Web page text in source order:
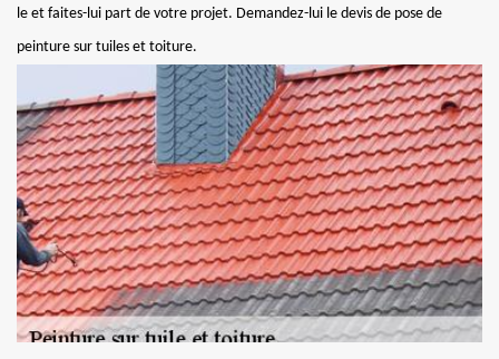
le et faites-lui part de votre projet. Demandez-lui le devis de pose de
peinture sur tuiles et toiture.